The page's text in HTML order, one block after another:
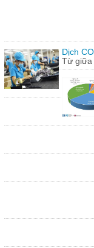
Dịch
Từ giữa